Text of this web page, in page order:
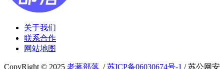
关于我们
联系合作
网站地图
CopyRight © 2025 老蒋部落 /苏ICP备06030674号-1 / 苏公网安